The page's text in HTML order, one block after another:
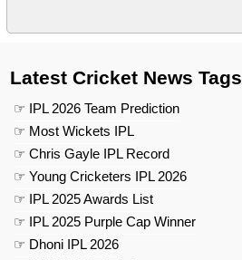
Latest Cricket News Tags
☞ IPL 2026 Team Prediction
☞ Most Wickets IPL
☞ Chris Gayle IPL Record
☞ Young Cricketers IPL 2026
☞ IPL 2025 Awards List
☞ IPL 2025 Purple Cap Winner
☞ Dhoni IPL 2026